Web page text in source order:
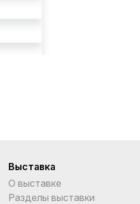
Выставка
О выставке
Разделы выставки